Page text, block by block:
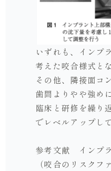
いずれも、インプ
考えた咬合様式と
その他、隣接面コ
歯間よりやや強め
臨床と研修を繰り
でレベルアップし
参考文献 インプ
（咬合のリスク